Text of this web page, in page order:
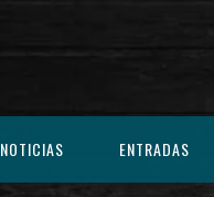
NOTICIAS ENTRADAS